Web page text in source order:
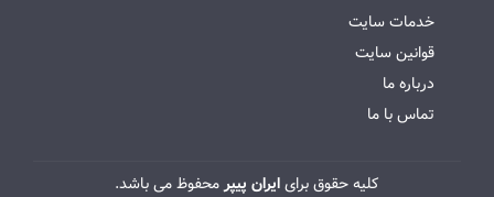
خدمات سایت
قوانین سایت
درباره ما
تماس با ما
کلیه حقوق برایایران پیپرمحفوظ می باشد.